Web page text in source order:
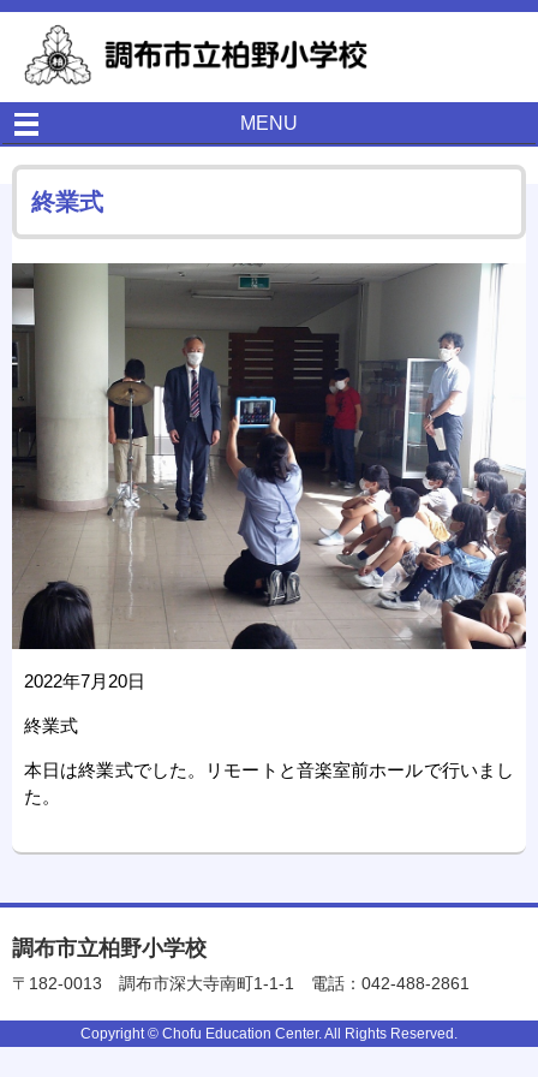
MENU
終業式
2022年7月20日
終業式
本日は終業式でした。リモートと音楽室前ホールで行いまし
た。
調布市立柏野小学校
〒182-0013 調布市深大寺南町1-1-1 電話：042-488-2861
Copyright © Chofu Education Center. All Rights Reserved.